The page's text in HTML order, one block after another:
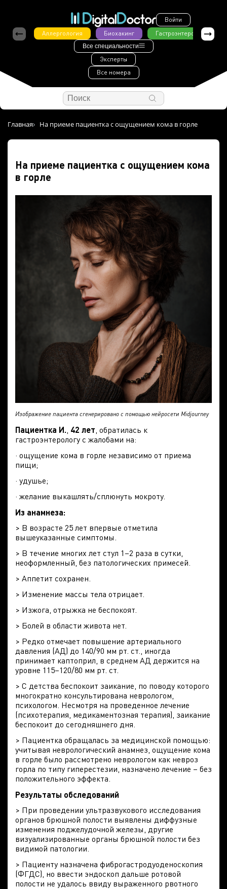
Войти
Аллергология
Биохакинг Гастроэнтерология
Все специальности
Эксперты
Все номера
Главная На приеме пациентка с ощущением кома в горле
На приеме пациентка с ощущением кома
в горле
Изображение пациента сгенерировано с помощью нейросети Midjourney
Пациентка И., 42 лет, обратилась к
гастроэнтерологу с жалобами на:
· ощущение кома в горле независимо от приема
пищи;
· удушье;
· желание выкашлять/сплюнуть мокроту.
Из анамнеза:
> В возрасте 25 лет впервые отметила
вышеуказанные симптомы.
> В течение многих лет стул 1–2 раза в сутки,
неоформленный, без патологических примесей.
> Аппетит сохранен.
> Изменение массы тела отрицает.
> Изжога, отрыжка не беспокоят.
> Болей в области живота нет.
> Редко отмечает повышение артериального
давления (АД) до 140/90 мм рт. ст., иногда
принимает каптоприл, в среднем АД держится на
уровне 115–120/80 мм рт. ст.
> С детства беспокоит заикание, по поводу которого
многократно консультирована неврологом,
психологом. Несмотря на проведенное лечение
(психотерапия, медикаментозная терапия), заикание
беспокоит до сегодняшнего дня.
> Пациентка обращалась за медицинской помощью:
учитывая неврологический анамнез, ощущение кома
в горле было рассмотрено неврологом как невроз
горла по типу гиперестезии, назначено лечение – без
положительного эффекта.
Результаты обследований
> При проведении ультразвукового исследования
органов брюшной полости выявлены диффузные
изменения поджелудочной железы, другие
визуализированные органы брюшной полости без
видимой патологии.
> Пациенту назначена фиброгастродуоденоскопия
(ФГДС), но ввести эндоскоп дальше ротовой
полости не удалось ввиду выраженного рвотного